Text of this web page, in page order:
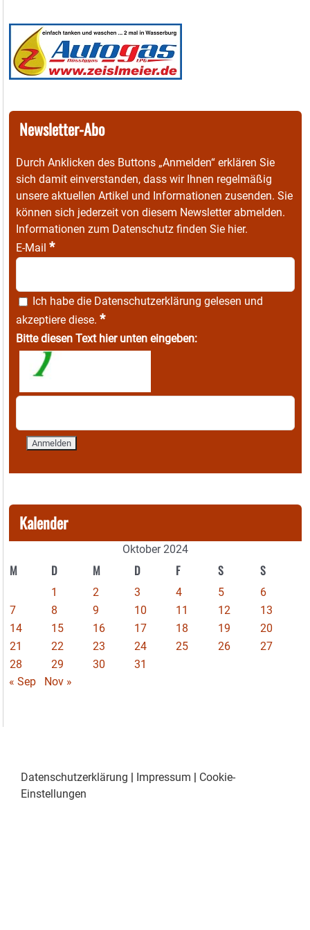
Newsletter-Abo
Durch Anklicken des Buttons „Anmelden“ erklären Sie
sich damit einverstanden, dass wir Ihnen regelmäßig
unsere aktuellen Artikel und Informationen zusenden. Sie
können sich jederzeit von diesem Newsletter abmelden.
Informationen zum Datenschutz finden Sie hier.
E-Mail *
Ich habe die Datenschutzerklärung gelesen und
akzeptiere diese. *
Bitte diesen Text hier unten eingeben:
Kalender
Oktober 2024
M D M D F S S
1 2 3 4 5
6
7
8 9 10 11 12
13
14
15 16 17 18 19
20
21
22 23 24 25 26
27
28
29 30
31
« Sep
Nov »
Datenschutzerklärung | Impressum | Cookie-
Einstellungen